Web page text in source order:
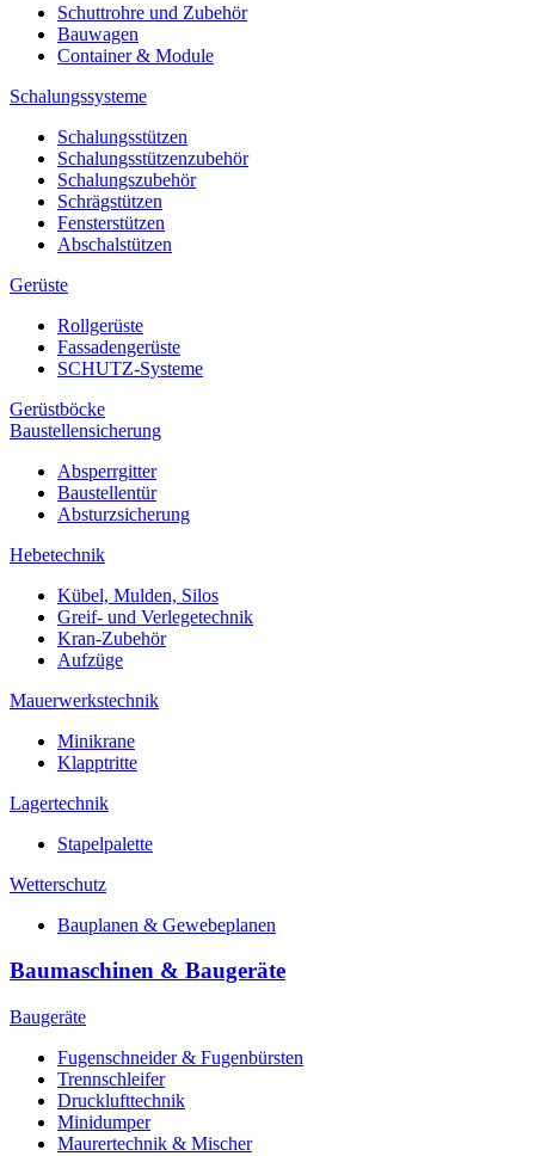
Schuttrohre und Zubehör
Bauwagen
Container & Module
Schalungssysteme
Schalungsstützen
Schalungsstützenzubehör
Schalungszubehör
Schrägstützen
Fensterstützen
Abschalstützen
Gerüste
Rollgerüste
Fassadengerüste
SCHUTZ-Systeme
Gerüstböcke
Baustellensicherung
Absperrgitter
Baustellentür
Absturzsicherung
Hebetechnik
Kübel, Mulden, Silos
Greif- und Verlegetechnik
Kran-Zubehör
Aufzüge
Mauerwerkstechnik
Minikrane
Klapptritte
Lagertechnik
Stapelpalette
Wetterschutz
Bauplanen & Gewebeplanen
Baumaschinen & Baugeräte
Baugeräte
Fugenschneider & Fugenbürsten
Trennschleifer
Drucklufttechnik
Minidumper
Maurertechnik & Mischer